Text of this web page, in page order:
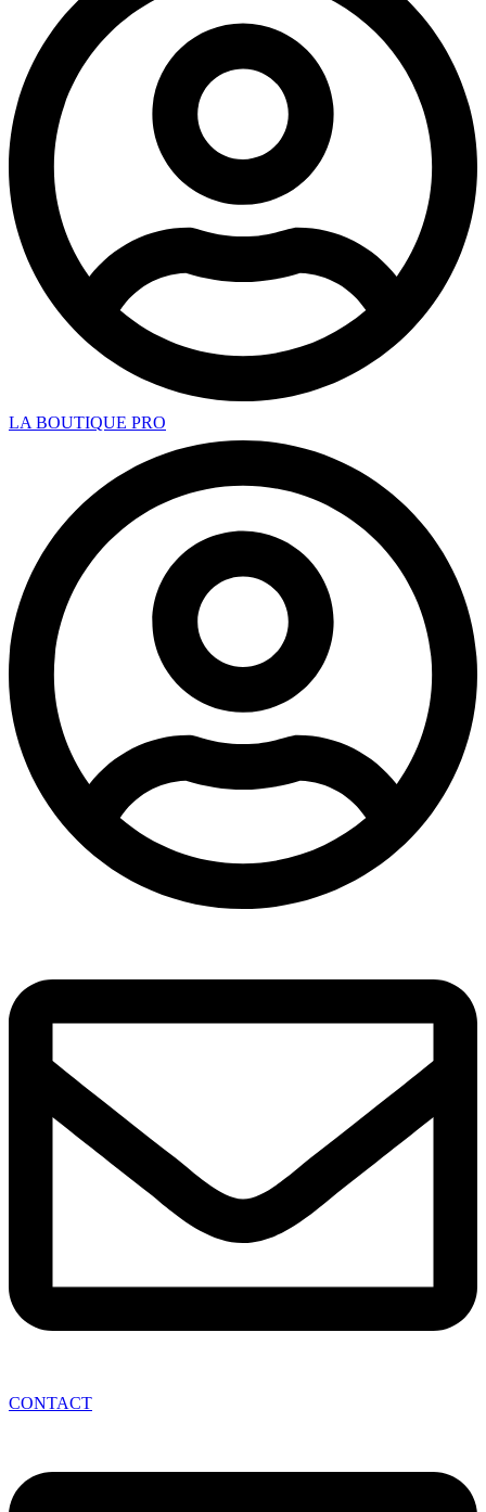
LA BOUTIQUE PRO
CONTACT